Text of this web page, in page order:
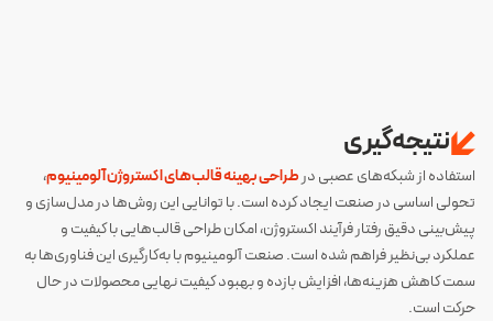
نتیجه‌گیری
استفاده از شبکه‌های عصبی در طراحی بهینه قالب‌های اکستروژن آلومینیوم،
تحولی اساسی در صنعت ایجاد کرده است. با توانایی این روش‌ها در مدل‌سازی و
پیش‌بینی دقیق رفتار فرآیند اکستروژن، امکان طراحی قالب‌هایی با کیفیت و
عملکرد بی‌نظیر فراهم شده است. صنعت آلومینیوم با به‌کارگیری این فناوری‌ها به
سمت کاهش هزینه‌ها، افزایش بازده و بهبود کیفیت نهایی محصولات در حال
حرکت است.